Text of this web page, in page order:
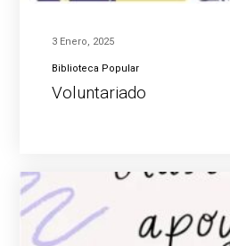
3 Enero, 2025
Biblioteca Popular
Voluntariado